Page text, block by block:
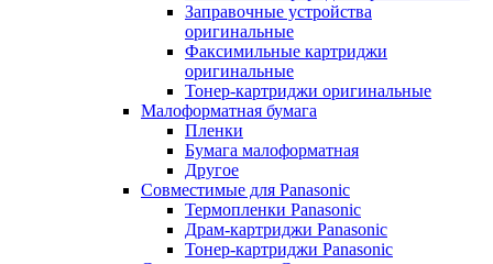
Заправочные устройства
оригинальные
Факсимильные картриджи
оригинальные
Тонер-картриджи оригинальные
Малоформатная бумага
Пленки
Бумага малоформатная
Другое
Совместимые для Panasonic
Термопленки Panasonic
Драм-картриджи Panasonic
Тонер-картриджи Panasonic